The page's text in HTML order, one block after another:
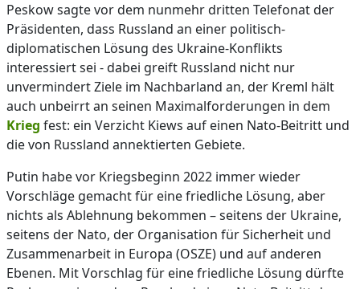
Peskow sagte vor dem nunmehr dritten Telefonat der
Präsidenten, dass Russland an einer politisch-
diplomatischen Lösung des Ukraine-Konflikts
interessiert sei - dabei greift Russland nicht nur
unvermindert Ziele im Nachbarland an, der Kreml hält
auch unbeirrt an seinen Maximalforderungen in dem
Krieg fest: ein Verzicht Kiews auf einen Nato-Beitritt und
die von Russland annektierten Gebiete.
Putin habe vor Kriegsbeginn 2022 immer wieder
Vorschläge gemacht für eine friedliche Lösung, aber
nichts als Ablehnung bekommen – seitens der Ukraine,
seitens der Nato, der Organisation für Sicherheit und
Zusammenarbeit in Europa (OSZE) und auf anderen
Ebenen. Mit Vorschlag für eine friedliche Lösung dürfte